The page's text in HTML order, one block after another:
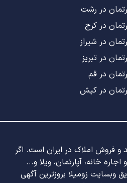
در رشت
در کرج
در شیراز
در تبریز
در قم
در کیش
و فروش املاک در ایران است. اگر
خانه، آپارتمان، ویلا و...
وبسایت زومیلا بروزترین آگهی